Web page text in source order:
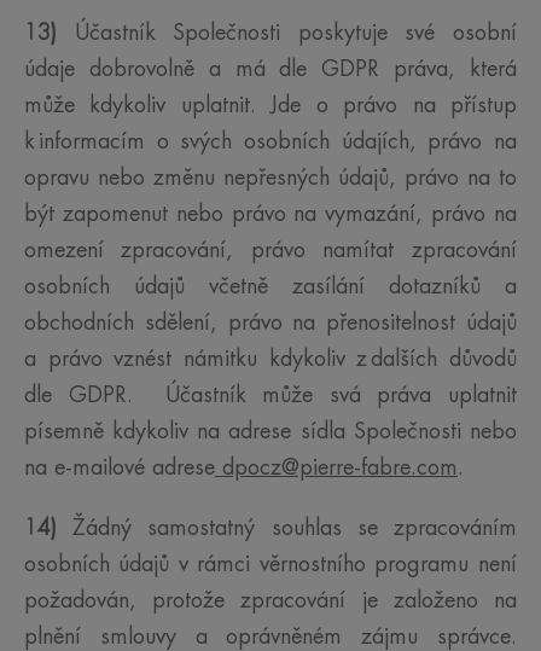
13) Účastník Společnosti poskytuje své osobní
údaje dobrovolně a má dle GDPR práva, která
může kdykoliv uplatnit. Jde o právo na přístup
k informacím o svých osobních údajích, právo na
opravu nebo změnu nepřesných údajů, právo na to
být zapomenut nebo právo na vymazání, právo na
omezení zpracování, právo namítat zpracování
osobních údajů včetně zasílání dotazníků a
obchodních sdělení, právo na přenositelnost údajů
a právo vznést námitku kdykoliv z dalších důvodů
dle GDPR. Účastník může svá práva uplatnit
písemně kdykoliv na adrese sídla Společnosti nebo
na e-mailové adrese dpocz@pierre-fabre.com .
14) Žádný samostatný souhlas se zpracováním
osobních údajů v rámci věrnostního programu není
požadován, protože zpracování je založeno na
plnění smlouvy a oprávněném zájmu správce.